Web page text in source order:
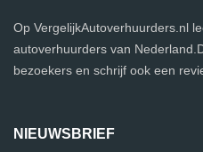
Op VergelijkAutoverhuurders.nl
autoverhuurders van
bezoekers en schrijf ook een
NIEUWSBRIEF